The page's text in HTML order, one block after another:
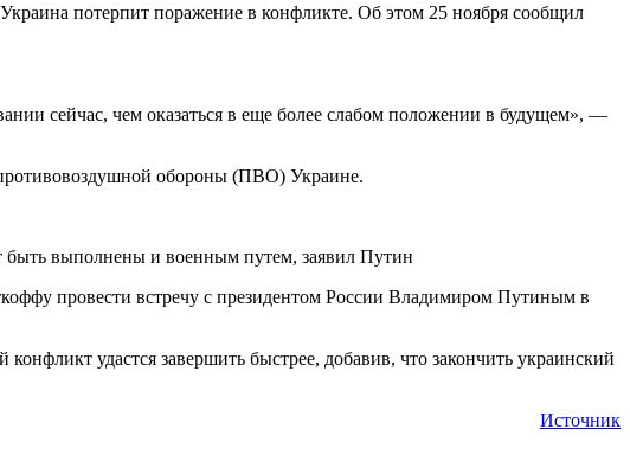
потерпит поражение в конфликте. Об этом 25 ноября сообщил
сейчас, чем оказаться в еще более слабом положении в будущем», —
обороны (ПВО) Украине.
выполнены и военным путем, заявил Путин
провести встречу с президентом России Владимиром Путиным в
удастся завершить быстрее, добавив, что закончить украинский
Источник